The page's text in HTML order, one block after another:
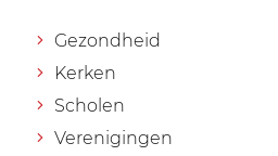
Gezondheid
Kerken
Scholen
Verenigingen